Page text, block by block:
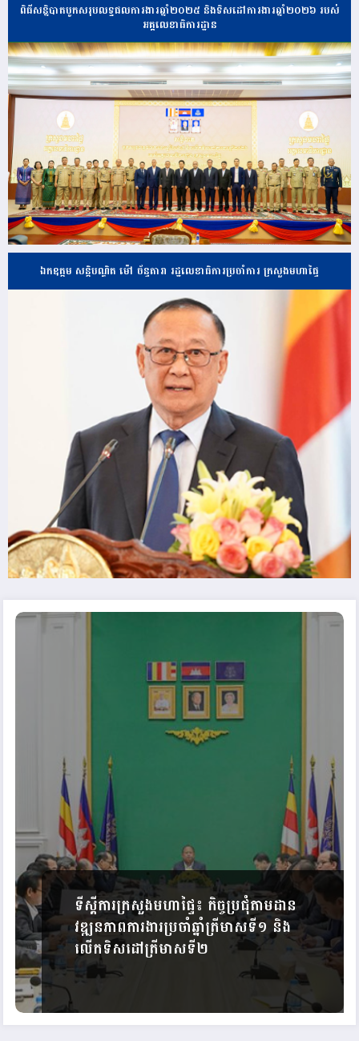
ពិធីសន្និបាតបូកសរុបលទ្ធផលការងារឆ្នាំ២០២៥ និងទិសដៅការងារឆ្នាំ២០២៦ របស់
អគ្គលេខាធិការដ្ឋាន
ឯកឧត្តម សន្តិបណ្ឌិត ម៉ៅ ច័ន្ទតារា រដ្ឋលេខាធិការប្រចាំការ ក្រសួងមហាផ្ទៃ
ទីស្តីការក្រសួងមហាផ្ទៃ៖ កិច្ចប្រជុំតាមដាន
វឌ្ឍនភាពការងារប្រចាំឆ្នាំត្រីមាសទី១ និង
លើកទិសដៅត្រីមាសទី២